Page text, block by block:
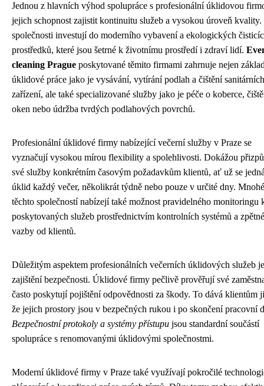
Jednou z hlavních výhod spolupráce s profesionální úklidovou
jejich schopnost zajistit kontinuitu služeb a vysokou úroveň
společnosti investují do moderního vybavení a ekologických
prostředků, které jsou šetrné k životnímu prostředí i zdraví lidí.
cleaning Prague poskytované těmito firmami zahrnuje nejen
úklidové práce jako je vysávání, vytírání podlah a čištění sanitárních
zařízení, ale také specializované služby jako je péče o koberce,
oken nebo údržba tvrdých podlahových povrchů.
Profesionální úklidové firmy nabízející večerní služby v Praze se
vyznačují vysokou mírou flexibility a spolehlivosti. Dokážou
své služby konkrétním časovým požadavkům klientů, ať už se
úklid každý večer, několikrát týdně nebo pouze v určité dny.
těchto společností nabízejí také možnost pravidelného monitoringu
poskytovaných služeb prostřednictvím kontrolních systémů a zpětné
vazby od klientů.
Důležitým aspektem profesionálních večerních úklidových služeb
zajištění bezpečnosti. Úklidové firmy pečlivě prověřují své
často poskytují pojištění odpovědnosti za škody. To dává klientům
že jejich prostory jsou v bezpečných rukou i po skončení pracovní
Bezpečnostní protokoly a systémy přístupu jsou standardní součástí
spolupráce s renomovanými úklidovými společnostmi.
Moderní úklidové firmy v Praze také využívají pokročilé